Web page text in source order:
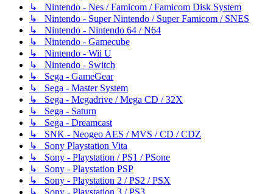
↳ Nintendo - Nes / Famicom / Famicom Disk System
↳ Nintendo - Super Nintendo / Super Famicom / SNES
↳ Nintendo - Nintendo 64 / N64
↳ Nintendo - Gamecube
↳ Nintendo - Wii U
↳ Nintendo - Switch
↳ Sega - GameGear
↳ Sega - Master System
↳ Sega - Megadrive / Mega CD / 32X
↳ Sega - Saturn
↳ Sega - Dreamcast
↳ SNK - Neogeo AES / MVS / CD / CDZ
↳ Sony Playstation Vita
↳ Sony - Playstation / PS1 / PSone
↳ Sony - Playstation PSP
↳ Sony - Playstation 2 / PS2 / PSX